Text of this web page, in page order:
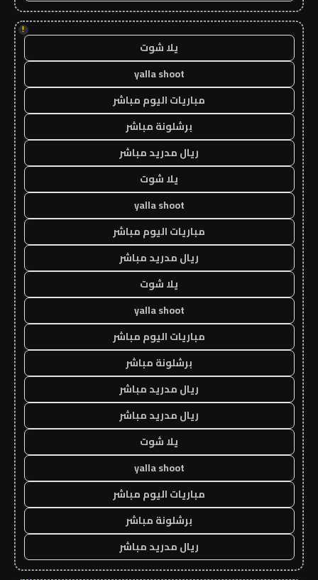
!
يلا شوت
yalla shoot
مباريات اليوم مباشر
برشلونة مباشر
ريال مدريد مباشر
يلا شوت
yalla shoot
مباريات اليوم مباشر
ريال مدريد مباشر
يلا شوت
yalla shoot
مباريات اليوم مباشر
برشلونة مباشر
ريال مدريد مباشر
ريال مدريد مباشر
يلا شوت
yalla shoot
مباريات اليوم مباشر
برشلونة مباشر
ريال مدريد مباشر